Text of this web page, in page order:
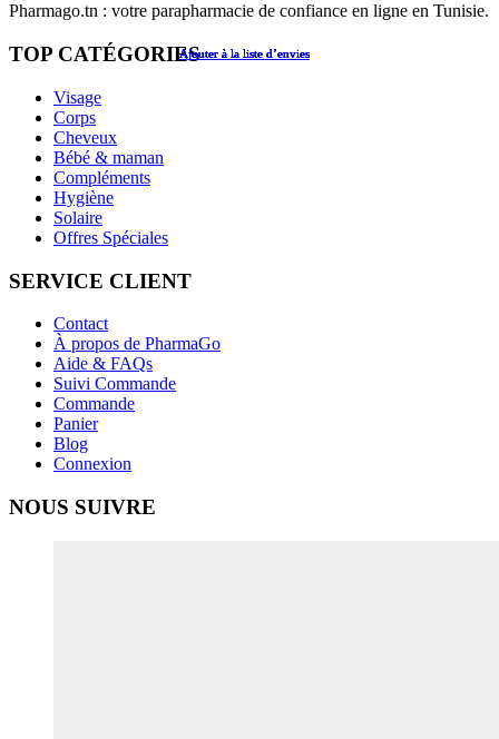
Ajouter à la liste d’envies
Ajouter à la liste d’envies
Ajouter à la liste d’envies
Ajouter à la liste d’envies
Ajouter à la liste d’envies
Pharmago.tn : votre parapharmacie de confiance en ligne en Tunisie.
TOP CATÉGORIES
Visage
Corps
Cheveux
Bébé & maman
Compléments
Hygiène
Solaire
Offres Spéciales
SERVICE CLIENT
Contact
À propos de PharmaGo
Aide & FAQs
Suivi Commande
Commande
Panier
Blog
Connexion
NOUS SUIVRE